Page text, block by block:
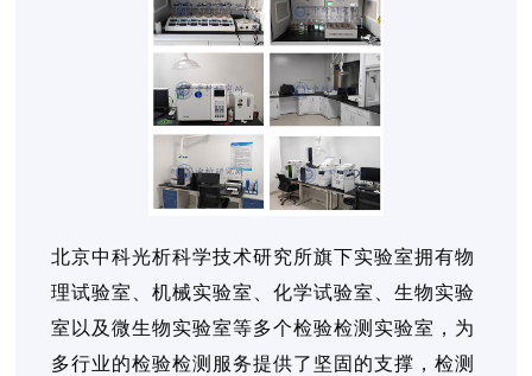
北京中科光析科学技术研究所旗下实验室拥有物
理试验室、机械实验室、化学试验室、生物实验
室以及微生物实验室等多个检验检测实验室，为
多行业的检验检测服务提供了坚固的支撑，检测